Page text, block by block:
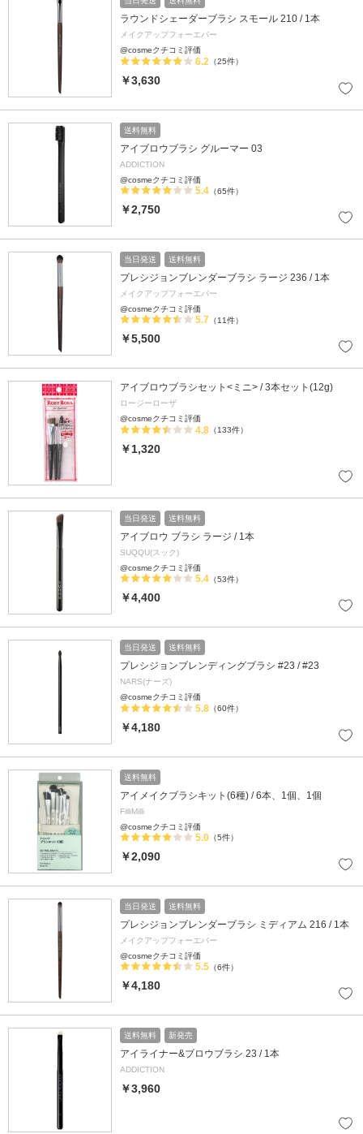
ラウンドシェーダーブラシ スモール 210 / 1本
メイクアップフォーエバー
@cosmeクチコミ評価
6.2 （25件）
￥3,630
送料無料
アイブロウブラシ グルーマー 03
ADDICTION
@cosmeクチコミ評価
5.4 （65件）
￥2,750
当日発送 送料無料
プレシジョンブレンダーブラシ ラージ 236 / 1本
メイクアップフォーエバー
@cosmeクチコミ評価
5.7 （11件）
￥5,500
アイブロウブラシセット<ミニ> / 3本セット(12g)
ロージーローザ
@cosmeクチコミ評価
4.8 （133件）
￥1,320
当日発送 送料無料
アイブロウ ブラシ ラージ / 1本
SUQQU(スック)
@cosmeクチコミ評価
5.4 （53件）
￥4,400
当日発送 送料無料
プレシジョンブレンディングブラシ #23 / #23
NARS(ナーズ)
@cosmeクチコミ評価
5.8 （60件）
￥4,180
送料無料
アイメイクブラシキット(6種) / 6本、1個、1個
FilliMilli
@cosmeクチコミ評価
5.0 （5件）
￥2,090
当日発送 送料無料
プレシジョンブレンダーブラシ ミディアム 216 / 1本
メイクアップフォーエバー
@cosmeクチコミ評価
5.5 （6件）
￥4,180
送料無料 新発売
アイライナー&ブロウブラシ 23 / 1本
ADDICTION
￥3,960